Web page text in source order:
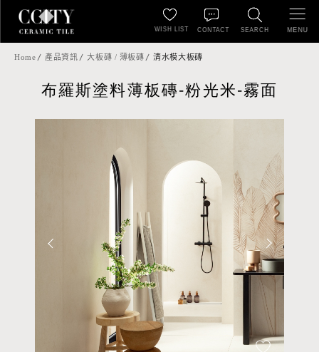
SEARCH
WISH LIST CONTACT MENU
Home 產品資訊 大板磚 / 薄板磚 清水模大板磚
布羅斯塗料薄板磚-粉光米-霧面